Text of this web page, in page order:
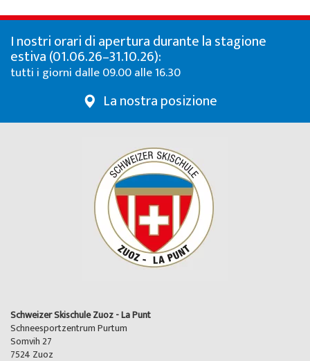
I nostri orari di apertura durante la stagione
estiva (01.06.26–31.10.26):
tutti i giorni dalle 09.00 alle 16.30
La nostra posizione
Schweizer Skischule Zuoz - La Punt
Schneesportzentrum Purtum
Somvih 27
7524 Zuoz